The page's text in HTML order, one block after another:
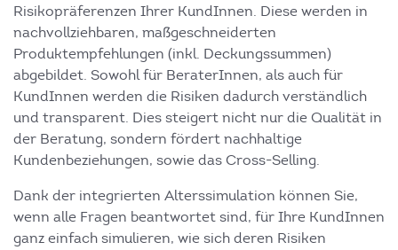
Risikopräferenzen Ihrer KundInnen. Diese werden in
nachvollziehbaren, maßgeschneiderten
Produktempfehlungen (inkl. Deckungssummen)
abgebildet. Sowohl für BeraterInnen, als auch für
KundInnen werden die Risiken dadurch verständlich
und transparent. Dies steigert nicht nur die Qualität in
der Beratung, sondern fördert nachhaltige
Kundenbeziehungen, sowie das Cross-Selling.
Dank der integrierten Alterssimulation können Sie,
wenn alle Fragen beantwortet sind, für Ihre KundInnen
ganz einfach simulieren, wie sich deren Risiken